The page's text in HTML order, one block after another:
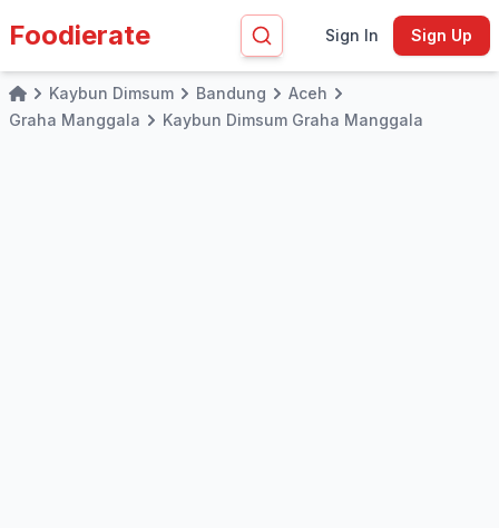
Foodierate Sign In Sign Up
HomeKaybun Dimsum Bandung
Aceh
Graha Manggala
Kaybun Dimsum Graha Manggala